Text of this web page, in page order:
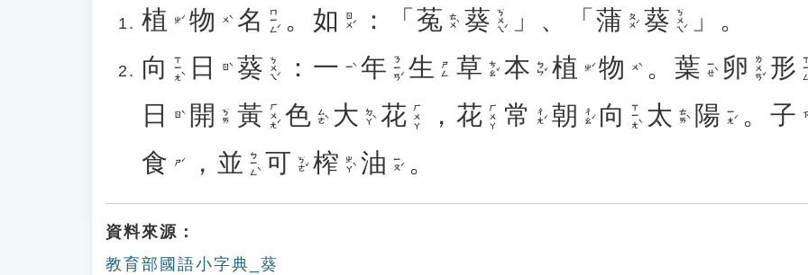
植 ㄓˊ 物 ㄨˋ 名 ㄇㄧㄥˊ 。 如 ㄖㄨˊ ：「 菟 ㄊㄨˋ 葵 ㄎㄨㄟˊ 」、「 蒲 ㄆㄨˊ 葵 ㄎㄨㄟˊ
」。
向 ㄒㄧㄤˋ 日 ㄖˋ 葵 ㄎㄨㄟˊ ： 一 ㄧˋ 年 ㄋㄧㄢˊ 生 ㄕㄥ 草 ㄘㄠˇ 本 ㄅㄣˇ 植 ㄓˊ 物 ㄨˋ 。葉 ㄧㄝˋ 卵 ㄌㄨㄢˇ 形 ㄒ
日 ㄖˋ 開 ㄎㄞ 黃 ㄏㄨㄤˊ 色 ㄙㄜˋ 大 ㄉㄚˋ 花 ㄏㄨㄚ ， 花 ㄏㄨㄚ 常 ㄔㄤˊ 朝 ㄔㄠˊ 向 ㄒㄧㄤˋ 太 ㄊㄞˋ 陽 ㄧㄤˊ 。子
食 ㄕˊ ， 並 ㄅㄧㄥˋ 可 ㄎㄜˇ 榨 ㄓㄚˋ 油 ㄧㄡˊ 。
資料來源：
教育部國語小字典_葵